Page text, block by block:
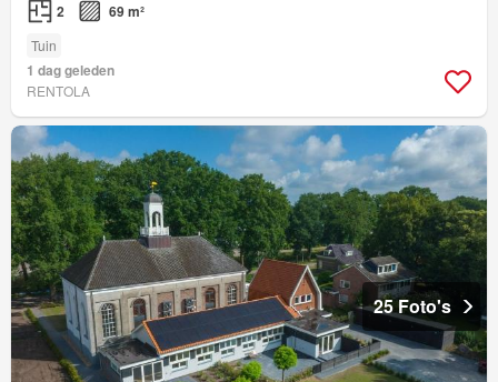
2 69 m²
Tuin
1 dag geleden
RENTOLA
25 Foto's